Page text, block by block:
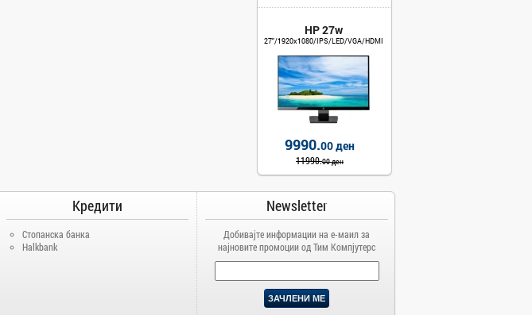
HP 27w
27"/1920x1080/IPS/LED/VGA/HDMI
9990.00 ден
11990.00 ден
Кредити
Стопанска банка
Halkbank
Newsletter
Добивајте информации на е-маил за
најновите промоции од Тим Компјутерс